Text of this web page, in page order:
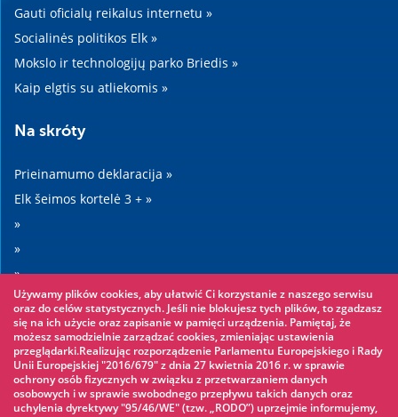
Gauti oficialų reikalus internetu »
Socialinės politikos Elk »
Mokslo ir technologijų parko Briedis »
Kaip elgtis su atliekomis »
Na skróty
Prieinamumo deklaracija »
Elk šeimos kortelė 3 + »
»
»
»
»
Warto zobaczyć
Virvių parkas »
Vandens parkas »
Używamy plików cookies, aby ułatwić Ci korzystanie z naszego serwisu
oraz do celów statystycznych. Jeśli nie blokujesz tych plików, to zgadzasz
się na ich użycie oraz zapisanie w pamięci urządzenia. Pamiętaj, że
możesz samodzielnie zarządzać cookies, zmieniając ustawienia
przeglądarki.Realizując rozporządzenie Parlamentu Europejskiego i Rady
Unii Europejskiej "2016/679" z dnia 27 kwietnia 2016 r. w sprawie
ochrony osób fizycznych w związku z przetwarzaniem danych
osobowych i w sprawie swobodnego przepływu takich danych oraz
uchylenia dyrektywy "95/46/WE" (tzw. „RODO”) uprzejmie informujemy,